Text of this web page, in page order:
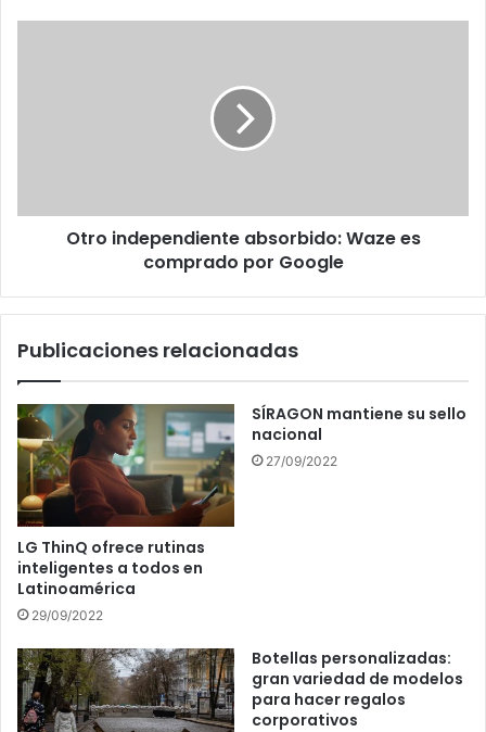
Otro independiente absorbido: Waze es
comprado por Google
Publicaciones relacionadas
LG ThinQ ofrece rutinas
inteligentes a todos en
Latinoamérica
29/09/2022
SÍRAGON mantiene su sello
nacional
27/09/2022
Botellas personalizadas:
gran variedad de modelos
para hacer regalos
corporativos